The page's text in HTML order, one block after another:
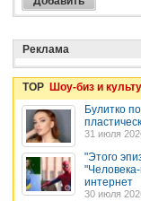
Реклама
TOP Шоу-биз и
Булитко
31 июля
"Этого
интернет
30 июля